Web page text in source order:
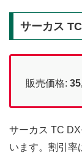
サーカス
販売価格:
サーカス TC
います。割引率